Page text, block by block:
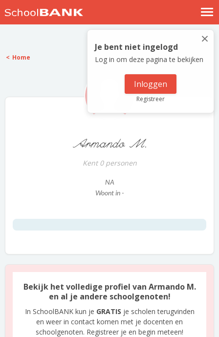
Nostalgische verhalen
Log in
Meld je gratis aan
×
Je bent niet ingelogd
Log in om deze pagina te bekijken
Inloggen
Registreer
Home
Armando M.
Kent 0 personen
NA
Woont in -
Bekijk het volledige profiel van Armando M.
en al je andere schoolgenoten!
In SchoolBANK kun je GRATIS je scholen terugvinden
en weer in contact komen met je docenten en
schoolgenoten. Registreer je en begin meteen!